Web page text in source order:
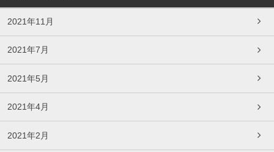
2021年11月
2021年7月
2021年5月
2021年4月
2021年2月